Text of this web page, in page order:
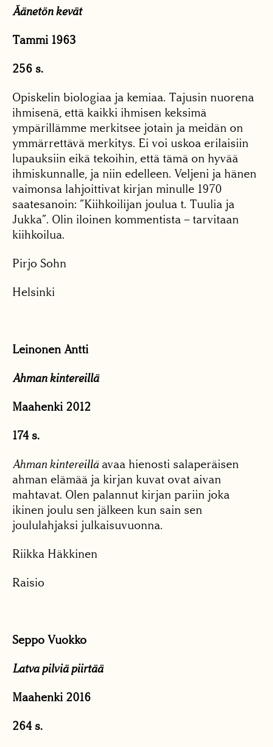
Äänetön kevät
Tammi 1963
256 s.
Opiskelin biologiaa ja kemiaa. Tajusin nuorena
ihmisenä, että kaikki ihmisen keksimä
ympärillämme merkitsee jotain ja meidän on
ymmärrettävä merkitys. Ei voi uskoa erilaisiin
lupauksiin eikä tekoihin, että tämä on hyvää
ihmiskunnalle, ja niin edelleen. Veljeni ja hänen
vaimonsa lahjoittivat kirjan minulle 1970
saatesanoin: ”Kiihkoilijan joulua t. Tuulia ja
Jukka”. Olin iloinen kommentista – tarvitaan
kiihkoilua.
Pirjo Sohn
Helsinki
Leinonen Antti
Ahman kintereillä
Maahenki 2012
174 s.
Ahman kintereilläavaa hienosti salaperäisen
ahman elämää ja kirjan kuvat ovat aivan
mahtavat. Olen palannut kirjan pariin joka
ikinen joulu sen jälkeen kun sain sen
joululahjaksi julkaisuvuonna.
Riikka Häkkinen
Raisio
Seppo Vuokko
Latva pilviä piirtää
Maahenki 2016
264 s.